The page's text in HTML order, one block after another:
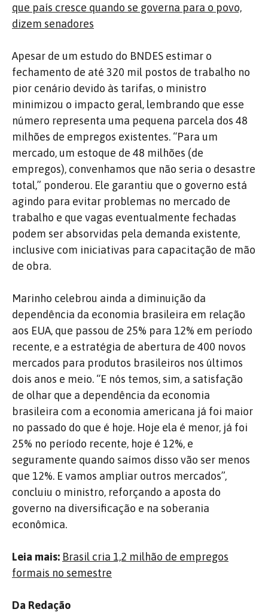
que país cresce quando se governa para o povo,
dizem senadores
Apesar de um estudo do BNDES estimar o
fechamento de até 320 mil postos de trabalho no
pior cenário devido às tarifas, o ministro
minimizou o impacto geral, lembrando que esse
número representa uma pequena parcela dos 48
milhões de empregos existentes. “Para um
mercado, um estoque de 48 milhões (de
empregos), convenhamos que não seria o desastre
total,” ponderou. Ele garantiu que o governo está
agindo para evitar problemas no mercado de
trabalho e que vagas eventualmente fechadas
podem ser absorvidas pela demanda existente,
inclusive com iniciativas para capacitação de mão
de obra.
Marinho celebrou ainda a diminuição da
dependência da economia brasileira em relação
aos EUA, que passou de 25% para 12% em período
recente, e a estratégia de abertura de 400 novos
mercados para produtos brasileiros nos últimos
dois anos e meio. “E nós temos, sim, a satisfação
de olhar que a dependência da economia
brasileira com a economia americana já foi maior
no passado do que é hoje. Hoje ela é menor, já foi
25% no período recente, hoje é 12%, e
seguramente quando saímos disso vão ser menos
que 12%. E vamos ampliar outros mercados”,
concluiu o ministro, reforçando a aposta do
governo na diversificação e na soberania
econômica.
Leia mais: Brasil cria 1,2 milhão de empregos
formais no semestre
Da Redação